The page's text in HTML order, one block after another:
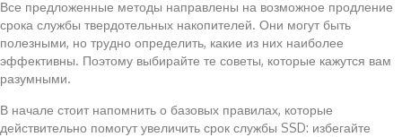
Все предложенные методы направлены на возможное продление
срока службы твердотельных накопителей. Они могут быть
полезными, но трудно определить, какие из них наиболее
эффективны. Поэтому выбирайте те советы, которые кажутся вам
разумными.
В начале стоит напомнить о базовых правилах, которые
действительно помогут увеличить срок службы SSD: избегайте